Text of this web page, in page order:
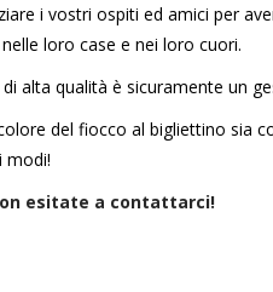
i vostri ospiti ed amici per
loro case e nei loro cuori.
alta qualità è sicuramente un
del fiocco al bigliettino sia
modi!
esitate a contattarci!